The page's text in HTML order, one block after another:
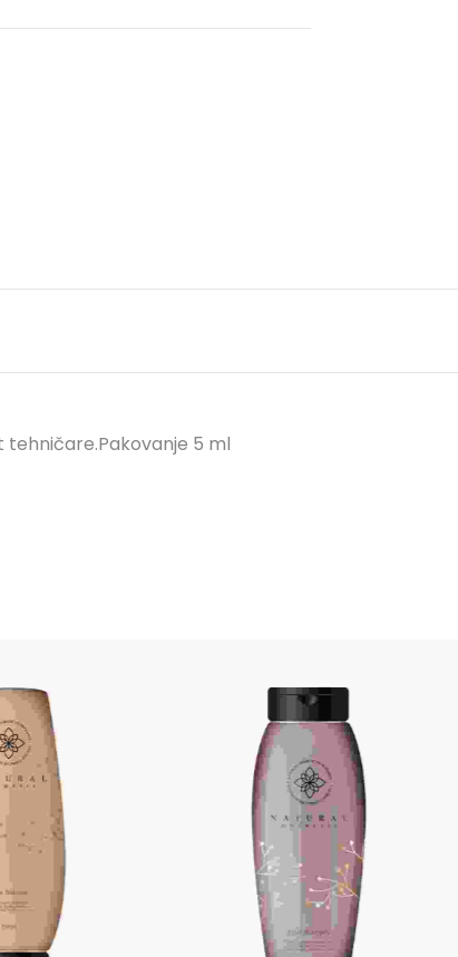
tehničare.Pakovanje 5 ml